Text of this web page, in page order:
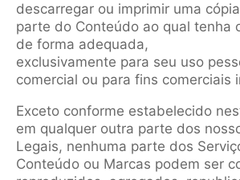
descarregar ou imprimir uma
parte do Conteúdo ao qual tenha
de forma adequada,
exclusivamente para seu uso
comercial ou para fins comerciais
Exceto conforme estabelecido
em qualquer outra parte dos
Legais, nenhuma parte dos
Conteúdo ou Marcas podem ser